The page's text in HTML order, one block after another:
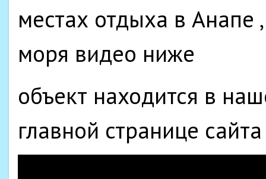
местах отдыха в Анапе
моря видео ниже
объект находится в
главной странице сайта